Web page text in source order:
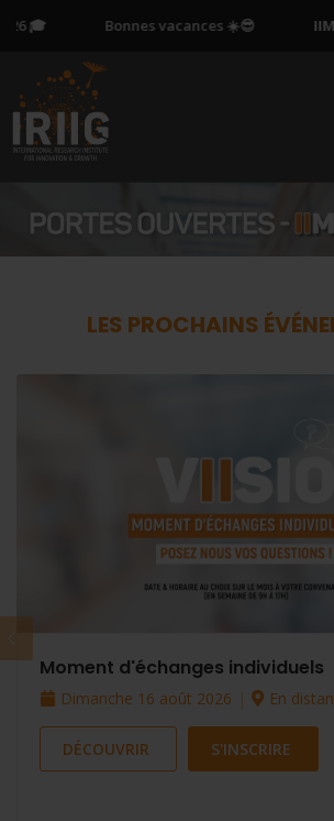
🎓 Bonnes vacances ☀️😎
LES PROCHAINS
Moment d'échanges individuels
Dimanche 16 août 2026 En
DÉCOUVRIR S'INSCRIRE